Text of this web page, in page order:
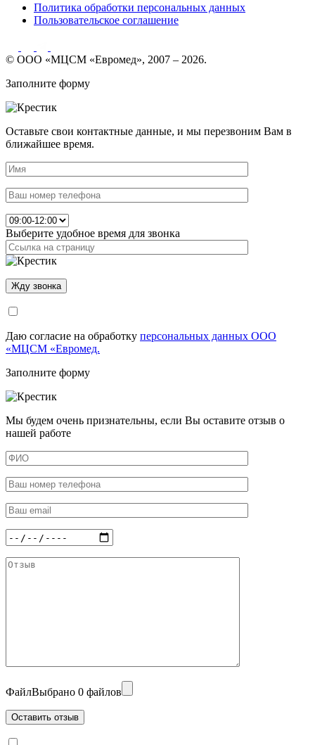
Политика обработки персональных данных
Пользовательское соглашение
© ООО «МЦСМ «Евромед», 2007 – 2026.
Заполните форму
Оставьте свои контактные данные, и мы перезвоним Вам в
ближайшее время.
Выберите удобное время для звонка
Даю согласие на обработку персональных данных ООО
«МЦСМ «Евромед.
Заполните форму
Мы будем очень признательны, если Вы оставите отзыв о
нашей работе
ФайлВыбрано 0 файлов